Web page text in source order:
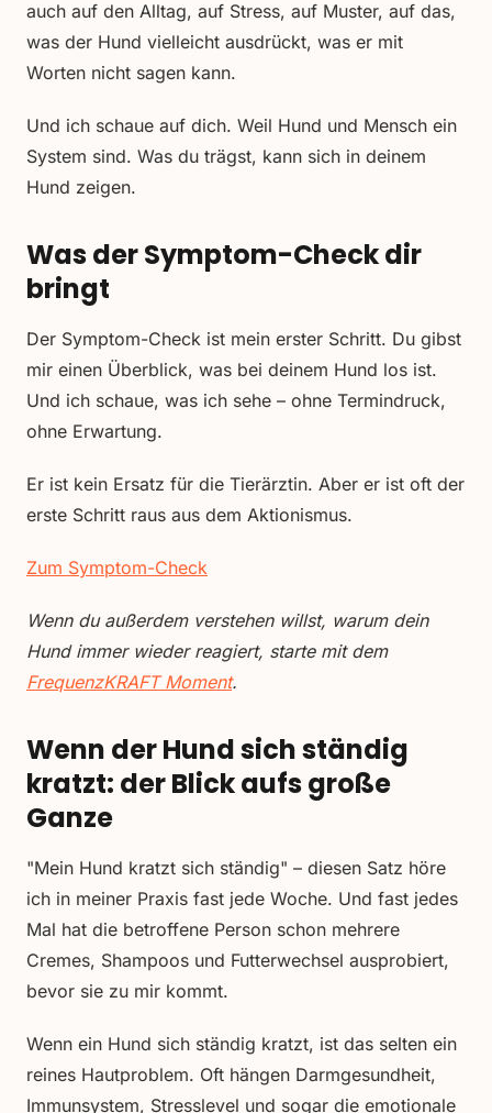
auch auf den Alltag, auf Stress, auf Muster, auf das,
was der Hund vielleicht ausdrückt, was er mit
Worten nicht sagen kann.
Und ich schaue auf dich. Weil Hund und Mensch ein
System sind. Was du trägst, kann sich in deinem
Hund zeigen.
Was der Symptom-Check dir
bringt
Der Symptom-Check ist mein erster Schritt. Du gibst
mir einen Überblick, was bei deinem Hund los ist.
Und ich schaue, was ich sehe – ohne Termindruck,
ohne Erwartung.
Er ist kein Ersatz für die Tierärztin. Aber er ist oft der
erste Schritt raus aus dem Aktionismus.
Zum Symptom-Check
Wenn du außerdem verstehen willst, warum dein
Hund immer wieder reagiert, starte mit dem
FrequenzKRAFT Moment.
Wenn der Hund sich ständig
kratzt: der Blick aufs große
Ganze
"Mein Hund kratzt sich ständig" – diesen Satz höre
ich in meiner Praxis fast jede Woche. Und fast jedes
Mal hat die betroffene Person schon mehrere
Cremes, Shampoos und Futterwechsel ausprobiert,
bevor sie zu mir kommt.
Wenn ein Hund sich ständig kratzt, ist das selten ein
reines Hautproblem. Oft hängen Darmgesundheit,
Immunsystem, Stresslevel und sogar die emotionale